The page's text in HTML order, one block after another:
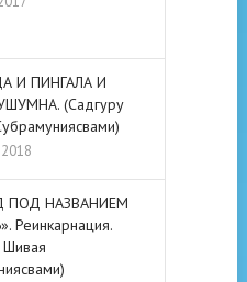
И ПИНГАЛА И
(Садгуру
ПОД НАЗВАНИЕМ
Реинкарнация.
Шивая